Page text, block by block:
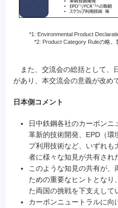
*1: Environmental Product
*2: Product Category Ruleの略。
また、交流会の総括として、
があり、本交流会の意義が改め
日本側コメント
日中鉄鋼各社のカーボンニ
革新的技術開発、EPD（環
プ利用技術など、いずれも
者に様々な知見が共有され
このような知見の共有が
ための重要なヒントとなり
た両国の挑戦を下支えして
カーボンニュートラルに向